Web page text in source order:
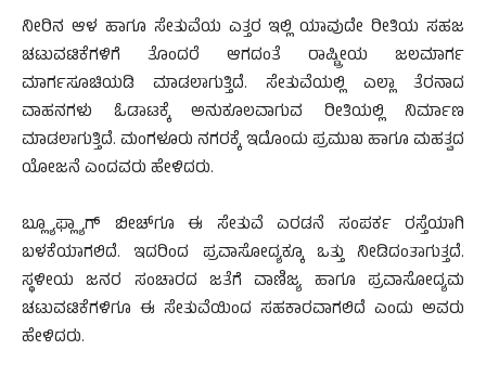
ನೀರಿನ ಆಳ ಹಾಗೂ ಸೇತುವೆಯ ಎತ್ತರ ಇಲ್ಲಿ ಯಾವುದೇ ರೀತಿಯ ಸಹಜ
ಚಟುವಟಿಕೆಗಳಿಗೆ ತೊಂದರೆ ಆಗದಂತೆ ರಾಷ್ಟ್ರೀಯ ಜಲಮಾರ್ಗ
ಮಾರ್ಗಸೂಚಿಯಡಿ ಮಾಡಲಾಗುತ್ತಿದೆ. ಸೇತುವೆಯಲ್ಲಿ ಎಲ್ಲಾ ತೆರನಾದ
ವಾಹನಗಳು ಓಡಾಟಕ್ಕೆ ಅನುಕೂಲವಾಗುವ ರೀತಿಯಲ್ಲಿ ನಿರ್ಮಾಣ
ಮಾಡಲಾಗುತ್ತಿದೆ. ಮಂಗಳೂರು ನಗರಕ್ಕೆ ಇದೊಂದು ಪ್ರಮುಖ ಹಾಗೂ ಮಹತ್ವದ
ಯೋಜನೆ ಎಂದವರು ಹೇಳಿದರು.
ಬ್ಲ್ಯೂಫ್ಲ್ಯಾಗ್ ಬೀಚ್‌ಗೂ ಈ ಸೇತುವೆ ಎರಡನೆ ಸಂಪರ್ಕ ರಸ್ತೆಯಾಗಿ
ಬಳಕೆಯಾಗಲಿದೆ. ಇದರಿಂದ ಪ್ರವಾಸೋದ್ಯಕ್ಕೂ ಒತ್ತು ನೀಡಿದಂತಾಗುತ್ತದೆ.
ಸ್ಥಳೀಯ ಜನರ ಸಂಚಾರದ ಜತೆಗೆ ವಾಣಿಜ್ಯ ಹಾಗೂ ಪ್ರವಾಸೋದ್ಯಮ
ಚಟುವಟಿಕೆಗಳಿಗೂ ಈ ಸೇತುವೆಯಿಂದ ಸಹಕಾರವಾಗಲಿದೆ ಎಂದು ಅವರು
ಹೇಳಿದರು.